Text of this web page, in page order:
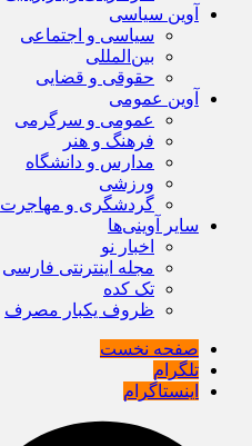
آوین سیاسی
سیاسی و اجتماعی
بین‌المللی
حقوقی و قضایی
آوین عمومی
عمومی و سرگرمی
فرهنگ و هنر
مدارس و دانشگاه
ورزشی
گردشگری و مهاجرت
سایر آوینی‌ها
اخبار نو
مجله اینترنتی فارسی
تک کده
ظروف یکبار مصرف
صفحه نخست
تلگرام
اینستاگرام